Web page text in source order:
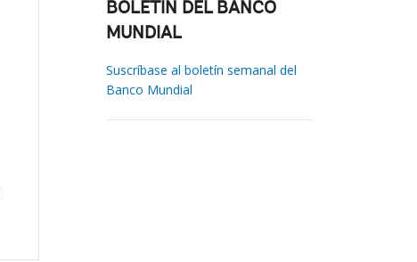
BOLETÍN DEL BANCO
MUNDIAL
Suscríbase al boletín semanal del
Banco Mundial